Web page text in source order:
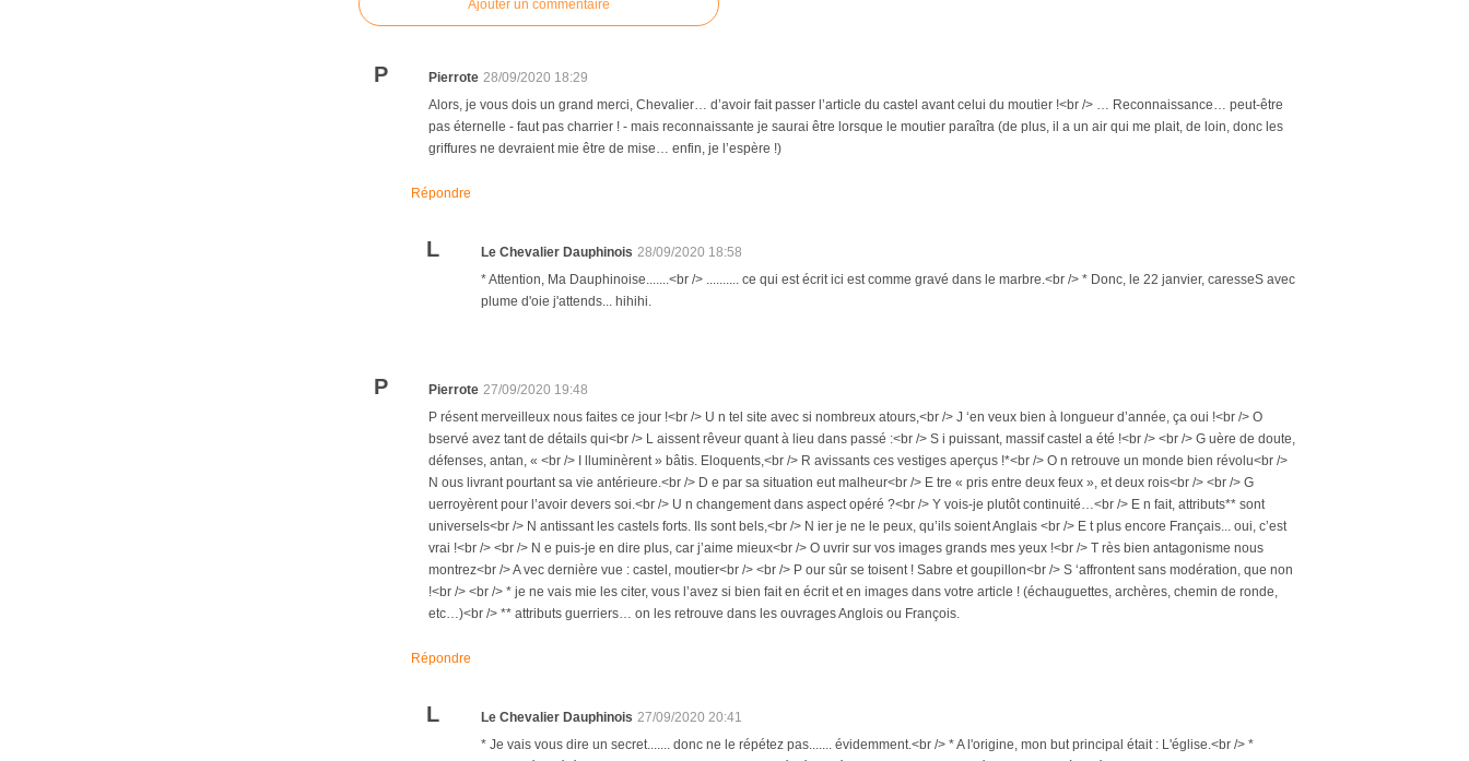
Ajouter un commentaire
P Pierrote 28/09/2020 18:29
Alors, je vous dois un grand merci, Chevalier… d’avoir fait passer l’article du castel avant celui du moutier !<br /> … Reconnaissance… peut-être
pas éternelle - faut pas charrier ! - mais reconnaissante je saurai être lorsque le moutier paraîtra (de plus, il a un air qui me plait, de loin, donc les
griffures ne devraient mie être de mise… enfin, je l’espère !)
Répondre
L Le Chevalier Dauphinois 28/09/2020 18:58
* Attention, Ma Dauphinoise.......<br /> .......... ce qui est écrit ici est comme gravé dans le marbre.<br /> * Donc, le 22 janvier, caresseS avec
plume d'oie j'attends... hihihi.
P Pierrote 27/09/2020 19:48
P résent merveilleux nous faites ce jour !<br /> U n tel site avec si nombreux atours,<br /> J ‘en veux bien à longueur d’année, ça oui !<br /> O
bservé avez tant de détails qui<br /> L aissent rêveur quant à lieu dans passé :<br /> S i puissant, massif castel a été !<br /> <br /> G uère de doute,
défenses, antan, « <br /> I lluminèrent » bâtis. Eloquents,<br /> R avissants ces vestiges aperçus !*<br /> O n retrouve un monde bien révolu<br />
N ous livrant pourtant sa vie antérieure.<br /> D e par sa situation eut malheur<br /> E tre « pris entre deux feux », et deux rois<br /> <br /> G
uerroyèrent pour l’avoir devers soi.<br /> U n changement dans aspect opéré ?<br /> Y vois-je plutôt continuité…<br /> E n fait, attributs** sont
universels<br /> N antissant les castels forts. Ils sont bels,<br /> N ier je ne le peux, qu’ils soient Anglais <br /> E t plus encore Français... oui, c’est
vrai !<br /> <br /> N e puis-je en dire plus, car j’aime mieux<br /> O uvrir sur vos images grands mes yeux !<br /> T rès bien antagonisme nous
montrez<br /> A vec dernière vue : castel, moutier<br /> <br /> P our sûr se toisent ! Sabre et goupillon<br /> S ‘affrontent sans modération, que non
!<br /> <br /> * je ne vais mie les citer, vous l’avez si bien fait en écrit et en images dans votre article ! (échauguettes, archères, chemin de ronde,
etc…)<br /> ** attributs guerriers… on les retrouve dans les ouvrages Anglois ou François.
Répondre
L Le Chevalier Dauphinois 27/09/2020 20:41
* Je vais vous dire un secret....... donc ne le répétez pas....... évidemment.<br /> * A l'origine, mon but principal était : L'église.<br /> *